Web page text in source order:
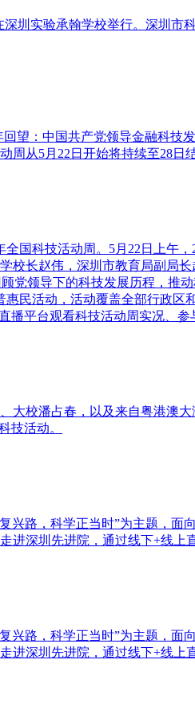
圳实验承翰学校举行。深圳市
望：中国共产党领导金融科技
从5月22日开始将持续至28日结
国科技活动周。5月22日上午
校长赵伟，深圳市教育局副局
领导下的科技发展历程，推动
民活动，活动覆盖全部行政区
平台观看科技活动周实况、参
大校潘占春，以及来自粤港澳
技活动。
兴路，科学正当时”为主题，面
深圳先进院，通过线下+线上
兴路，科学正当时”为主题，面
深圳先进院，通过线下+线上